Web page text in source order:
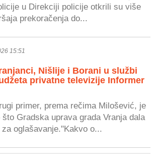
u Direkciji policije otkrili su više
prekoračenja do...
15:51
Nišlije i Borani u službi
privatne televizije Informer
primer, prema rečima Milošević, je
što Gradska uprava grada Vranja dala
oglašavanje."Kakvo o...